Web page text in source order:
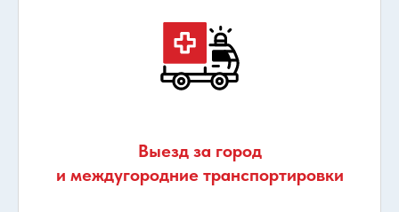
Выезд за город
и междугородние транспортировки